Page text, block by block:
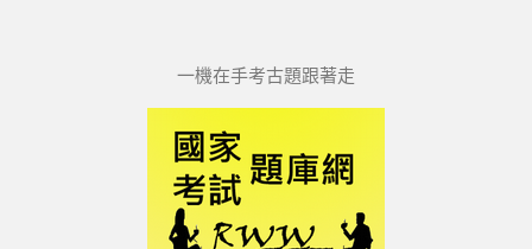
一機在手考古題跟著走